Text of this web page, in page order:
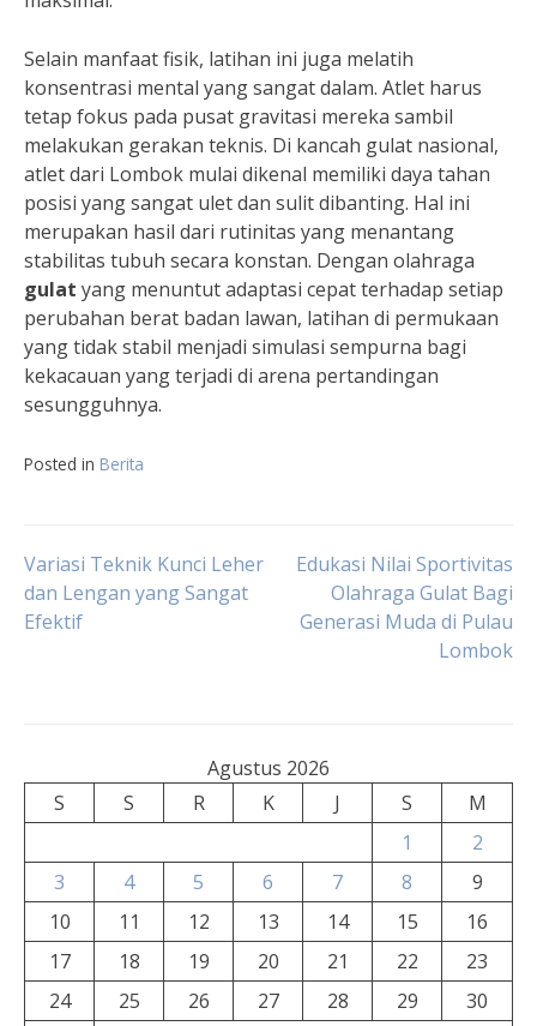
Selain manfaat fisik, latihan ini juga melatih
konsentrasi mental yang sangat dalam. Atlet harus
tetap fokus pada pusat gravitasi mereka sambil
melakukan gerakan teknis. Di kancah gulat nasional,
atlet dari Lombok mulai dikenal memiliki daya tahan
posisi yang sangat ulet dan sulit dibanting. Hal ini
merupakan hasil dari rutinitas yang menantang
stabilitas tubuh secara konstan. Dengan olahraga
gulat yang menuntut adaptasi cepat terhadap setiap
perubahan berat badan lawan, latihan di permukaan
yang tidak stabil menjadi simulasi sempurna bagi
kekacauan yang terjadi di arena pertandingan
sesungguhnya.
Posted in Berita
Navigasi
pos
Variasi Teknik Kunci Leher
dan Lengan yang Sangat
Efektif
Edukasi Nilai Sportivitas
Olahraga Gulat Bagi
Generasi Muda di Pulau
Lombok
Agustus 2026
S
S R K J S
M
1
2
3
4 5 6 7 8
9
10
11 12 13 14 15
16
17
18 19 20 21 22
23
24
25 26 27 28 29
30